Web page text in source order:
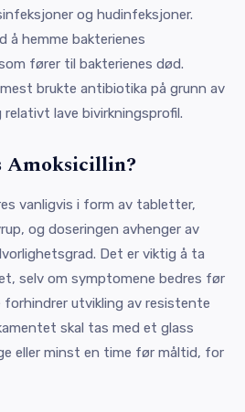
og hudinfeksjoner.
å hemme bakterienes
fører til bakterienes død.
brukte antibiotika på grunn av
lave bivirkningsprofil.
Amoksicillin?
vanligvis i form av tabletter,
og doseringen avhenger av
Det er viktig å ta
selv om symptomene bedres før
utvikling av resistente
skal tas med et glass
eller minst en time før måltid, for